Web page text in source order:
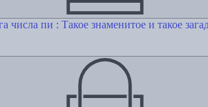
числа пи : Такое знаменитое и такое